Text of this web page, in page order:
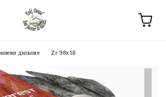
дискове Zr 98x18